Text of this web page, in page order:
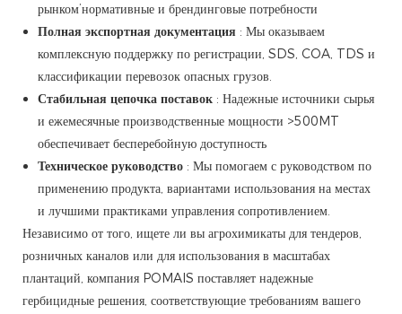
рынком’нормативные и брендинговые потребности
Полная экспортная документация : Мы оказываем
комплексную поддержку по регистрации, SDS, COA, TDS и
классификации перевозок опасных грузов.
Стабильная цепочка поставок : Надежные источники сырья
и ежемесячные производственные мощности >500MT
обеспечивает бесперебойную доступность
Техническое руководство : Мы помогаем с руководством по
применению продукта, вариантами использования на местах
и лучшими практиками управления сопротивлением.
Независимо от того, ищете ли вы агрохимикаты для тендеров,
розничных каналов или для использования в масштабах
плантаций, компания POMAIS поставляет надежные
гербицидные решения, соответствующие требованиям вашего